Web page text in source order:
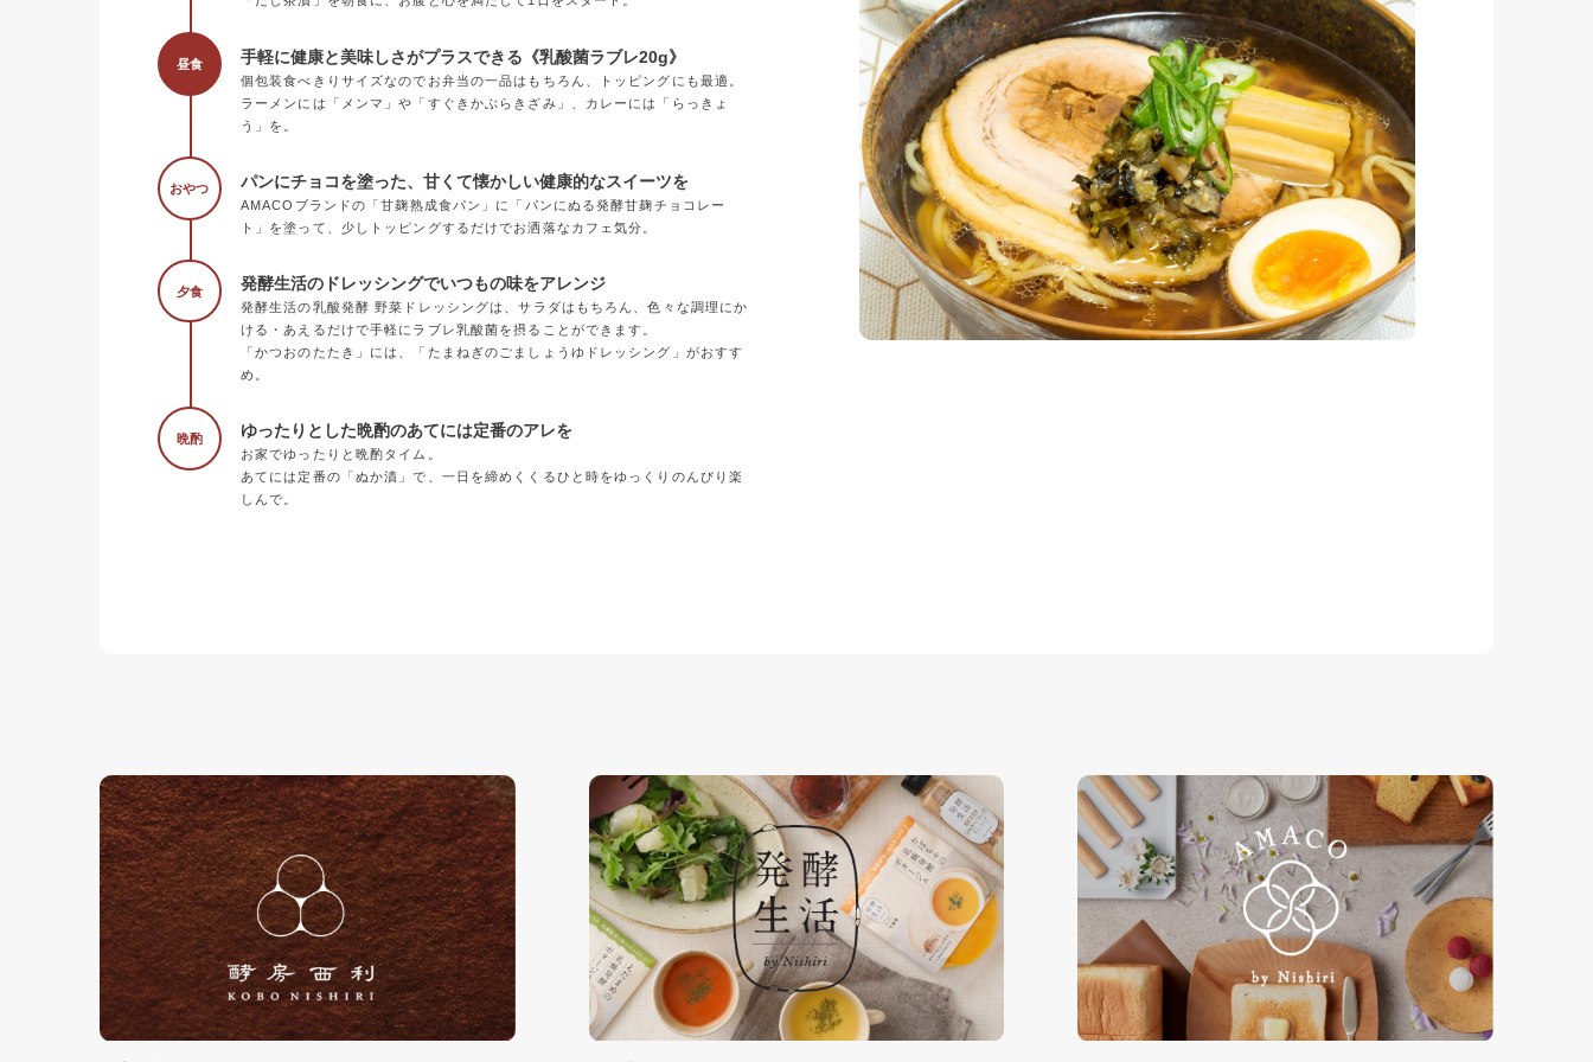
昼食 手軽に健康と美味しさがプラスできる《乳酸菌ラブレ20g》
個包装食べきりサイズなのでお弁当の一品はもちろん、トッピングにも最適。
ラーメンには「メンマ」や「すぐきかぶらきざみ」、カレーには「らっきょ
う」を。
おやつ パンにチョコを塗った、甘くて懐かしい健康的なスイーツを
AMACOブランドの「甘麹熟成食パン」に「パンにぬる発酵甘麹チョコレー
ト」を塗って、少しトッピングするだけでお洒落なカフェ気分。
夕食 発酵生活のドレッシングでいつもの味をアレンジ
発酵生活の乳酸発酵 野菜ドレッシングは、サラダはもちろん、色々な調理にか
ける・あえるだけで手軽にラブレ乳酸菌を摂ることができます。
「かつおのたたき」には、「たまねぎのごましょうゆドレッシング」がおすす
め。
晩酌 ゆったりとした晩酌のあてには定番のアレを
お家でゆったりと晩酌タイム。
あてには定番の「ぬか漬」で、一日を締めくくるひと時をゆっくりのんびり楽
しんで。